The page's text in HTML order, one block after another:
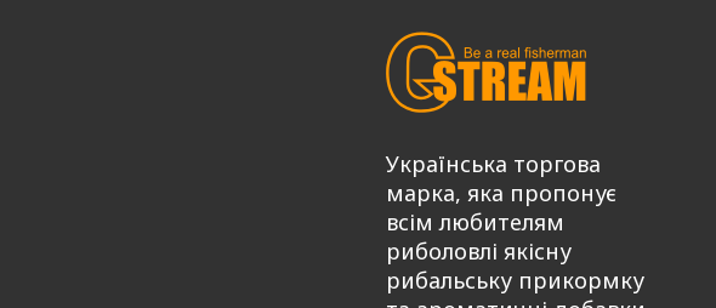
417,00
Українська торгова
марка, яка пропонує
всім любителям
риболовлі якісну
рибальську прикормку